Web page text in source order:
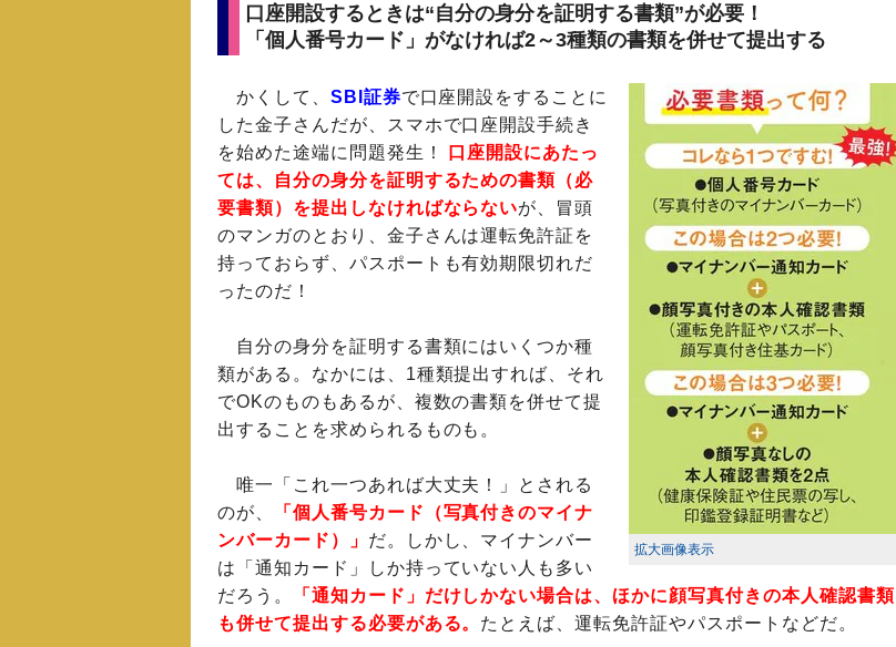
口座開設するときは“自分の身分を証明する書類”が必要！
「個人番号カード」がなければ2～3種類の書類を併せて提出する
拡大画像表示
かくして、 SBI証券で口座開設をすることに
した金子さんだが、スマホで口座開設手続き
を始めた途端に問題発生！
口座開設にあたっ
ては、自分の身分を証明するための書類（必
要書類）を提出しなければならないが、冒頭
のマンガのとおり、金子さんは運転免許証を
持っておらず、パスポートも有効期限切れだ
ったのだ！
自分の身分を証明する書類にはいくつか種
類がある。なかには、1種類提出すれば、それ
でOKのものもあるが、複数の書類を併せて提
出することを求められるものも。
唯一「これ一つあれば大丈夫！」とされる
のが、
「個人番号カード（写真付きのマイナ
ンバーカード）」 だ。しかし、マイナンバー
は「通知カード」しか持っていない人も多い
だろう。
「通知カード」だけしかない場合は、ほかに顔写真付きの本人確認書類
も併せて提出する必要がある。 たとえば、運転免許証やパスポートなどだ。